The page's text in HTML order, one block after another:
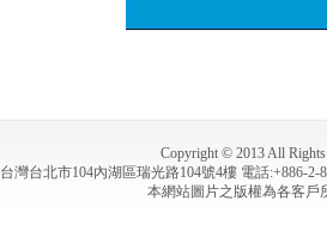
Copyright © 2013 All
台灣台北市104內湖區瑞光路104號4樓 電話:+886-2-
本網站圖片之版權為各客戶